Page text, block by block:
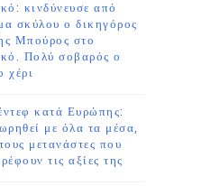
κινδύνευσε από
σκύλου ο δικηγόρος
Μπούρος στο
Πολύ σοβαρός ο
χέρι
κατά Ευρώπης:
με όλα τα μέσα,
μετανάστες που
τις αξίες της